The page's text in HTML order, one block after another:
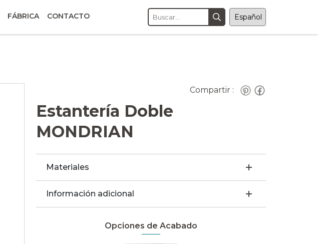
FÁBRICA CONTACTO
Compartir :
Estantería Doble
MONDRIAN
Materiales
Información adicional
Opciones de Acabado